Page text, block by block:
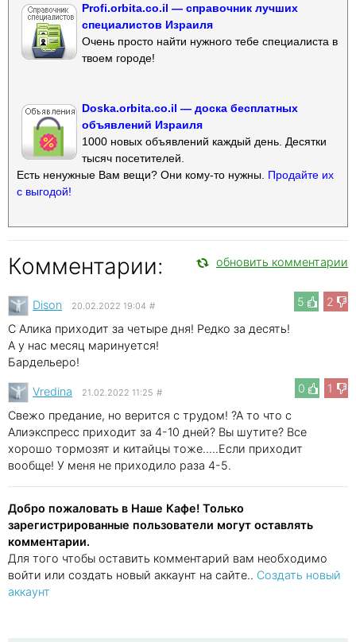
Profi.orbita.co.il — справочник лучших
специалистов Израиля
Очень просто найти нужного тебе специалиста в
твоем городе!
Doska.orbita.co.il — доска бесплатных
объявлений Израиля
1000 новых объявлений каждый день. Десятки
тысяч посетителей.
Есть ненужные Вам вещи? Они кому-то нужны. Продайте их
с выгодой!
Комментарии: обновить комментарии
5 2
Dison 20.02.2022 19:04 #
С Алика приходит за четыре дня! Редко за десять!
А у нас месяц маринуется!
Бардельеро!
0
1
Vredina 21.02.2022 11:25 #
Свежо предание, но верится с трудом! ?А то что с
Алиэкспресс приходит за 4-10 дней? Вы шутите? Все
хорошо тормозят и китайцы тоже.....Если приходит
вообще! У меня не приходило раза 4-5.
Добро пожаловать в Наше Кафе! Только
зарегистрированные пользователи могут оставлять
комментарии.
Для того чтобы оставить комментарий вам необходимо
войти или создать новый аккаунт на сайте.. Создать новый
аккаунт